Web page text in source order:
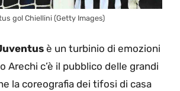
gol Chiellini (Getty Images)
è un turbinio di emozioni
Arechi c’è il pubblico delle grandi
la coreografia dei tifosi di casa